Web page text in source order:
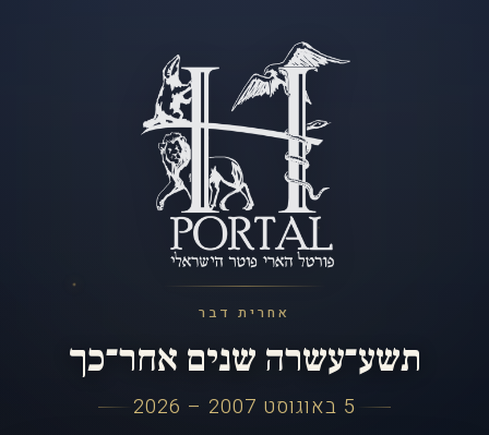
אחרית דבר
תשע־עשרה שנים אחר־כך
5 באוגוסט 2007 – 2026